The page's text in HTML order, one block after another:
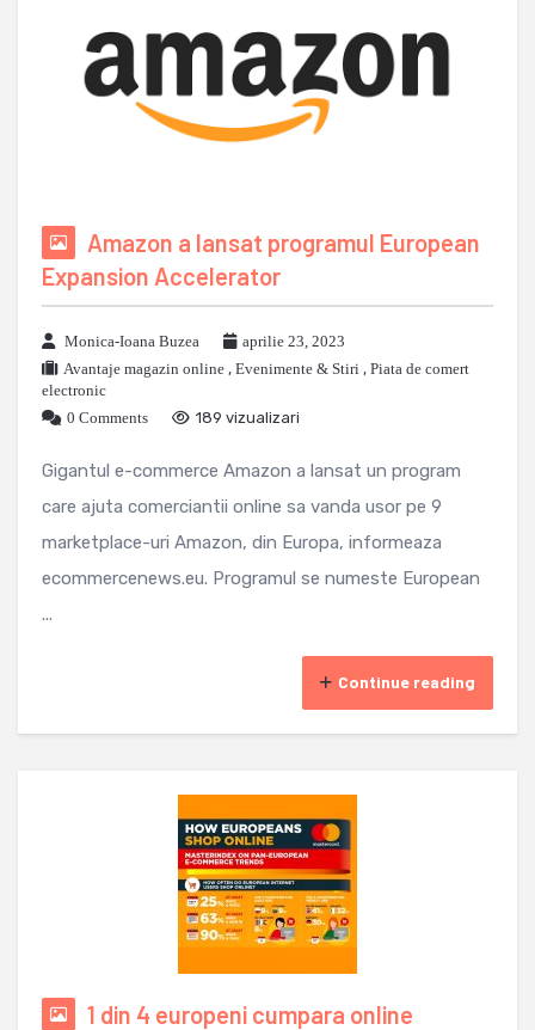
Amazon a lansat programul European
Expansion Accelerator
Monica-Ioana Buzea
aprilie 23, 2023
Avantaje magazin online , Evenimente & Stiri , Piata de comert
electronic
0 Comments
189 vizualizari
Gigantul e-commerce Amazon a lansat un program
care ajuta comerciantii online sa vanda usor pe 9
marketplace-uri Amazon, din Europa, informeaza
ecommercenews.eu. Programul se numeste European
...
Continue reading
1 din 4 europeni cumpara online